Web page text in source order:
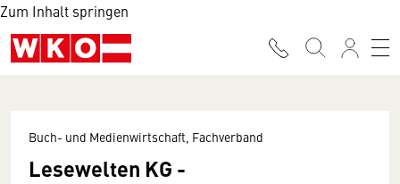
Zum Inhalt springen
Buch- und Medienwirtschaft, Fachverband
Lesewelten KG -